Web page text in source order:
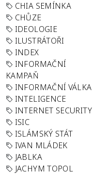
CHIA SEMÍNKA
CHŮZE
IDEOLOGIE
ILUSTRÁTOŘI
INDEX
INFORMAČNÍ
KAMPAŇ
INFORMAČNÍ VÁLKA
INTELIGENCE
INTERNET SECURITY
ISIC
ISLÁMSKÝ STÁT
IVAN MLÁDEK
JABLKA
JACHYM TOPOL